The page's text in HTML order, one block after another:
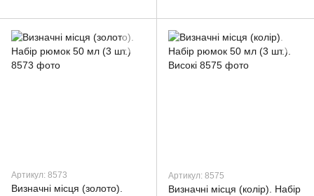
Артикул: 8573
Визначні місця (золото).
Артикул: 8575
Визначні місця (колір). Набір